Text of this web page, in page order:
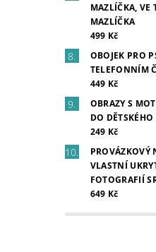
MAZLÍČKA, VE
MAZLÍČKA
499 Kč
OBOJEK PRO
TELEFONNÍM
449 Kč
OBRAZY S
DO DĚTSKÉHO
249 Kč
PROVÁZKOVÝ
VLASTNÍ
FOTOGRAFIÍ
649 Kč